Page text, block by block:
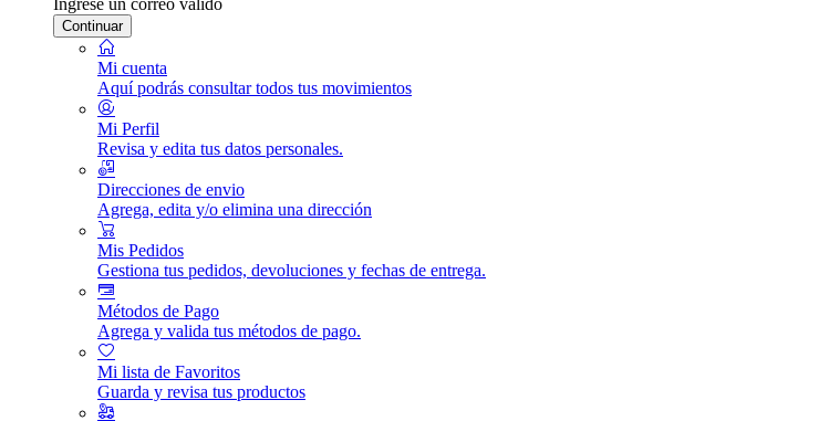
Continuar
Mi cuenta
Aquí podrás consultar todos tus movimientos
Mi Perfil
Revisa y edita tus datos personales.
Direcciones de envio
Agrega, edita y/o elimina una dirección
Mis Pedidos
Gestiona tus pedidos, devoluciones y fechas de entrega.
Métodos de Pago
Agrega y valida tus métodos de pago.
Mi lista de Favoritos
Guarda y revisa tus productos